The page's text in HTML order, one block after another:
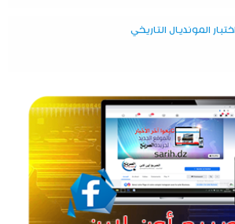
المونديال التاريخي